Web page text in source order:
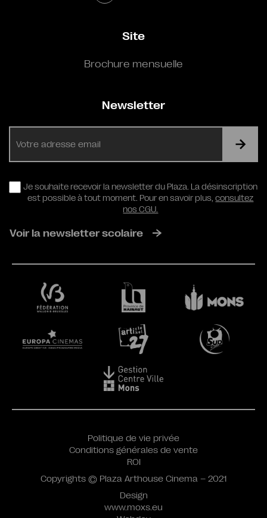
Site
Brochure mensuelle
Newsletter
RGPD
Je souhaite recevoir la newsletter du Plaza. La désinscription
est possible à tout moment. Pour en savoir plus,consultez
nos CGU.
Voir la newsletter scolaire
Design
www.moxs.eu
Politique de vie privée
Conditions générales de vente
ROI
Copyrights © Plaza Arthouse Cinema – 2021